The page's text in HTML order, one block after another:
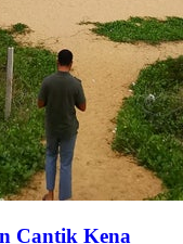
Cantik Kena